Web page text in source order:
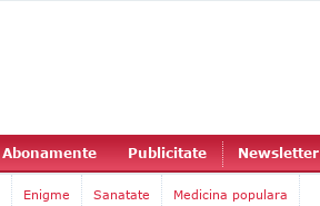
Abonamente Publicitate Newsletter
Enigme Sanatate Medicina populara